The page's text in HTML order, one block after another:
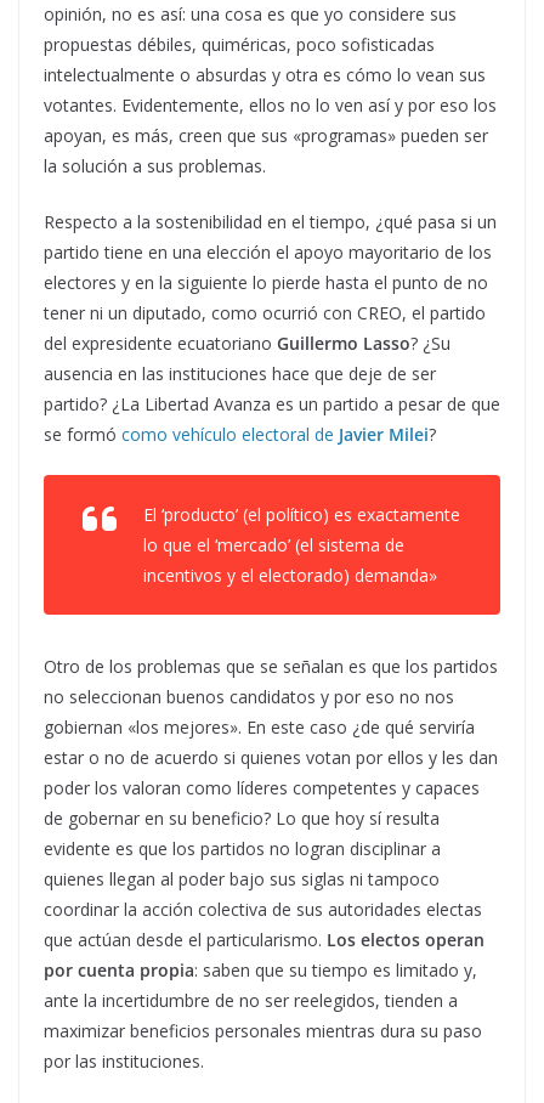
opinión, no es así: una cosa es que yo considere sus
propuestas débiles, quiméricas, poco sofisticadas
intelectualmente o absurdas y otra es cómo lo vean sus
votantes. Evidentemente, ellos no lo ven así y por eso los
apoyan, es más, creen que sus «programas» pueden ser
la solución a sus problemas.
Respecto a la sostenibilidad en el tiempo, ¿qué pasa si un
partido tiene en una elección el apoyo mayoritario de los
electores y en la siguiente lo pierde hasta el punto de no
tener ni un diputado, como ocurrió con CREO, el partido
del expresidente ecuatoriano Guillermo Lasso? ¿Su
ausencia en las instituciones hace que deje de ser
partido? ¿La Libertad Avanza es un partido a pesar de que
se formó como vehículo electoral de Javier Milei?
El ‘producto’ (el político) es exactamente
lo que el ‘mercado’ (el sistema de
incentivos y el electorado) demanda»
Otro de los problemas que se señalan es que los partidos
no seleccionan buenos candidatos y por eso no nos
gobiernan «los mejores». En este caso ¿de qué serviría
estar o no de acuerdo si quienes votan por ellos y les dan
poder los valoran como líderes competentes y capaces
de gobernar en su beneficio? Lo que hoy sí resulta
evidente es que los partidos no logran disciplinar a
quienes llegan al poder bajo sus siglas ni tampoco
coordinar la acción colectiva de sus autoridades electas
que actúan desde el particularismo. Los electos operan
por cuenta propia: saben que su tiempo es limitado y,
ante la incertidumbre de no ser reelegidos, tienden a
maximizar beneficios personales mientras dura su paso
por las instituciones.